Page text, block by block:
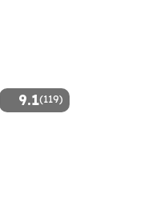
9.1(119)